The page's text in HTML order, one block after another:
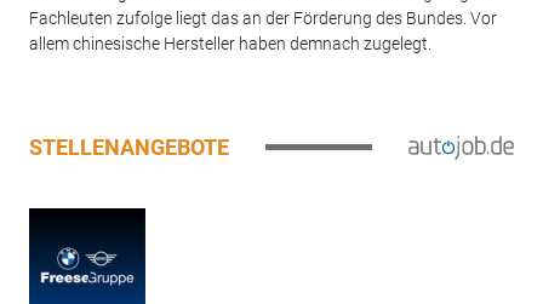
Fachleuten zufolge liegt das an der Förderung des Bundes. Vor
allem chinesische Hersteller haben demnach zugelegt.
STELLENANGEBOTE